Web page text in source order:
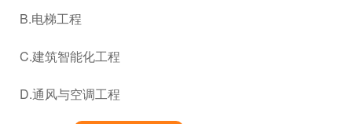
B.电梯工程
C.建筑智能化工程
D.通风与空调工程